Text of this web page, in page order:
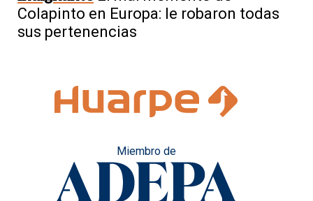
Colapinto en Europa: le robaron todas
sus pertenencias
Miembro de